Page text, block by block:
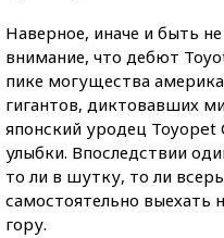
Наверное, иначе и быть
внимание, что дебют
пике могущества
гигантов, диктовавших
японский уродец Toyopet
улыбки. Впоследствии
то ли в шутку, то ли
самостоятельно выехать
гору.